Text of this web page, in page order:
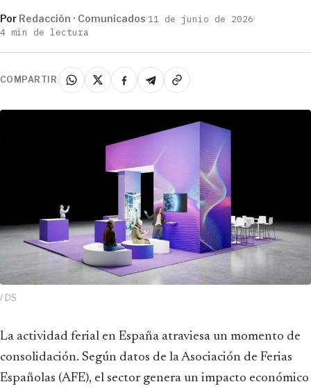
Por Redacción · Comunicados·11 de junio de 2026·
4 min de lectura
COMPARTIR
/ DS
La actividad ferial en España atraviesa un momento de
consolidación. Según datos de la Asociación de Ferias
Españolas (AFE), el sector genera un impacto económico